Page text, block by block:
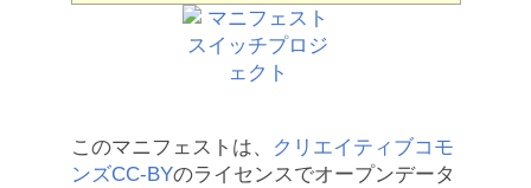
このマニフェストは、
クリエイティブコモ
ンズCC-BYのライセンスでオープンデータ